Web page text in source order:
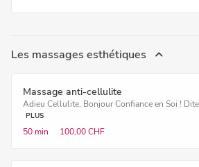
Les massages esthétiques
Massage anti-cellulite
Adieu Cellulite, Bonjour Confiance en Soi !
PLUS
50 min 100,00 CHF